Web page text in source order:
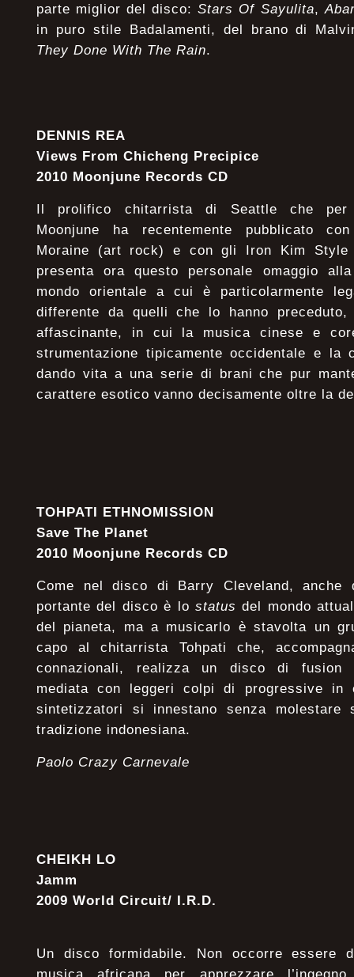
parte miglior del disco:Stars Of Sayulita,
in puro stile Badalamenti, del brano di
They Done With The Rain.
DENNIS REA
Views From Chicheng Precipice
2010 Moonjune Records CD
Il prolifico chitarrista di Seattle che
Moonjune ha recentemente pubblicato
Moraine (art rock) e con gli Iron Kim Style
presenta ora questo personale omaggio
mondo orientale a cui è particolarmente
differente da quelli che lo hanno preceduto,
affascinante, in cui la musica cinese e
strumentazione tipicamente occidentale e la
dando vita a una serie di brani che pur
carattere esotico vanno decisamente oltre la
TOHPATI ETHNOMISSION
Save The Planet
2010 Moonjune Records CD
Come nel disco di Barry Cleveland, anche
portante del disco è lo status del mondo
del pianeta, ma a musicarlo è stavolta un
capo al chitarrista Tohpati che,
connazionali, realizza un disco di fusion
mediata con leggeri colpi di progressive
sintetizzatori si innestano senza
tradizione indonesiana.
Paolo Crazy Carnevale
CHEIKH LO
Jamm
2009 World Circuit/ I.R.D.
Un disco formidabile. Non occorre essere
musica africana per apprezzare